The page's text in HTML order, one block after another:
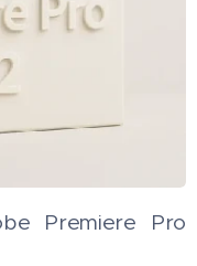
Premiere Pro